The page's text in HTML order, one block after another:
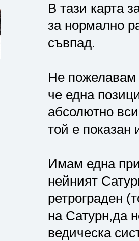
В тази карта
за нормално
съвпад.
Не пожелавам
че една
абсолютно
той е показан
Имам една
нейният
ретрограден
на Сатурн,да
ведическа